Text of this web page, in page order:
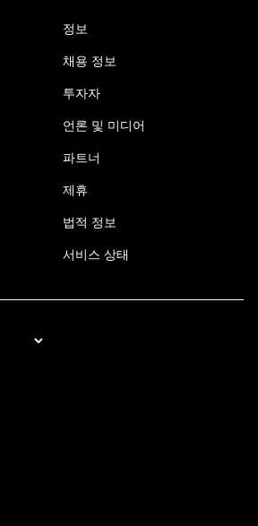
정보
채용 정보
투자자
언론 및 미디어
파트너
제휴
법적 정보
서비스 상태